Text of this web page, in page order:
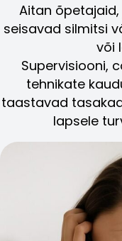
Aitan
seisavad silmitsi
või
Supervisiooni,
tehnikate
taastavad
lapsele